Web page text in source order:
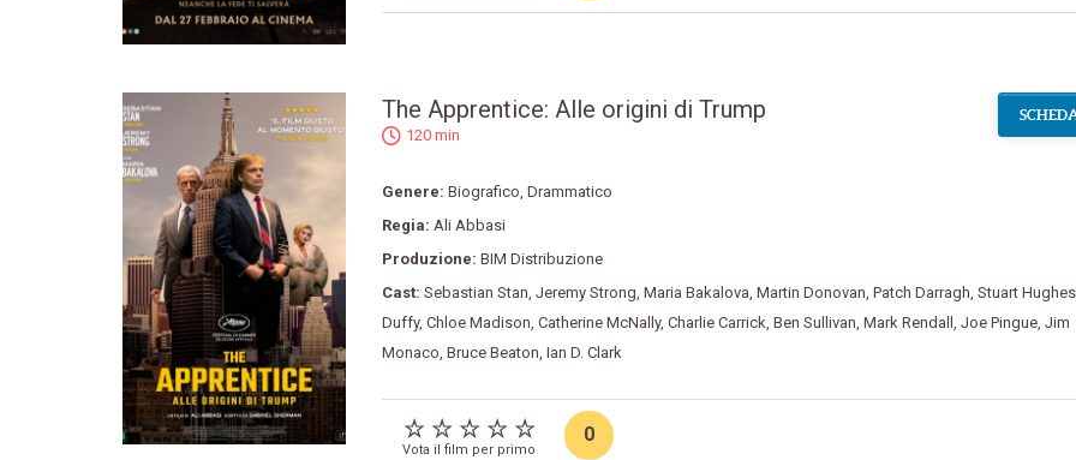
The Apprentice: Alle origini di Trump
120 min
Genere: Biografico, Drammatico
Regia: Ali Abbasi
Produzione: BIM Distribuzione
Cast: Sebastian Stan, Jeremy Strong, Maria Bakalova, Martin Donovan, Patch Darragh, Stuart Hughes
Duffy, Chloe Madison, Catherine McNally, Charlie Carrick, Ben Sullivan, Mark Rendall , Joe Pingue, Jim
Monaco, Bruce Beaton, Ian D. Clark
Vota il film per primo
0